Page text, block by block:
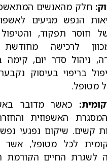
חלק מהאנשים
הנפש מגיעים
חוסר תפקוד,
לרכישה מחודשת
ניהול סדר יום, קימה
בריפוי בעיסוק
מטופל.
כאשר מדובר
האשפוזית
קשים. שיקום נפגעי
לכל מטופל,
לשגרת החיים הקודמת